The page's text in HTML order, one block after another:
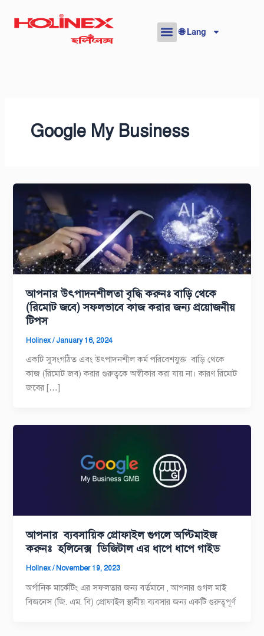
🌐 Lang
Google My Business
আপনার উৎপাদনশীলতা বৃদ্ধি করুনঃ বাড়ি থেকে
(রিমোট জবে) সফলভাবে কাজ করার জন্য প্রয়োজনীয়
টিপস
Holinex/ January 16, 2024
একটি সুসংগঠিত এবং উৎপাদনশীল কর্ম পরিবেশযুক্ত বাড়ি থেকে
কাজ (রিমোট জব) করার গুরুত্বকে অস্বীকার করা যায় না। কারণ রিমোট
জবের […]
আপনার ব্যবসায়িক প্রোফাইল গুগলে অপ্টিমাইজ
করুনঃ হলিনেক্স ডিজিটাল এর ধাপে ধাপে গাইড
Holinex/ November 19, 2023
অর্গানিক মার্কেটিং এর সফলতার জন্য বর্তমানে , আপনার গুগল মাই
বিজনেস (জি. এম. বি) প্রোফাইল স্থানীয় ব্যবসার জন্য একটি গুরুত্বপূর্ণ